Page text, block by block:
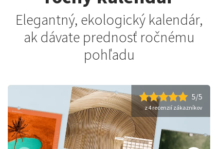
Elegantný, ekologický kalendár,
ak dávate prednosť ročnému
pohľadu
5/5
z 4 recenzií zákazníkov